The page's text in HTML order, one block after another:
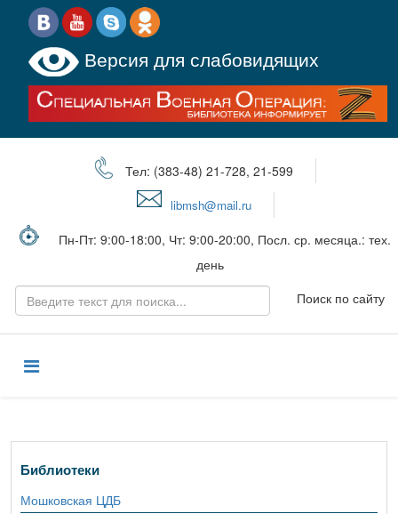
Версия для слабовидящих
Тел: (383-48) 21-728, 21-599
libmsh@mail.ru
Пн-Пт: 9:00-18:00, Чт: 9:00-20:00, Посл. ср. месяца.: тех.
день
Поиск по сайту
Библиотеки
Мошковская ЦДБ